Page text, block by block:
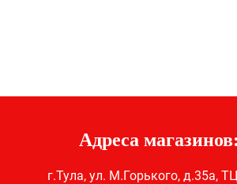
Адреса магазинов:
г.Тула, ул. М.Горького, д.35а,